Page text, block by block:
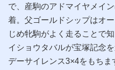
で、産駒のアドマイヤメイ
着。父ゴールドシップはオ
じめ牝駒がよく走ることで
イショウタバルが宝塚記念
デーサイレンス3×4をもち